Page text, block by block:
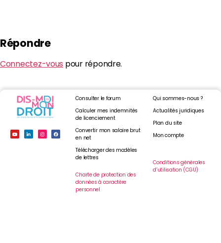
Répondre
Connectez-vous pour répondre.
Consulter le forum
Calculer mes indemnités
de licenciement
Convertir mon salaire brut
en net
Télécharger des modèles
de lettres
Charte de protection des
données à caractère
personnel
Qui sommes-nous ?
Actualités juridiques
Plan du site
Mon compte
Conditions générales
d’utilisation (CGU)